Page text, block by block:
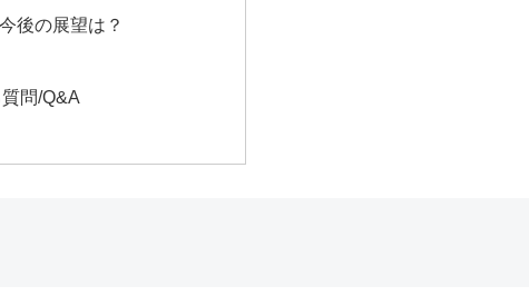
後の展望は？
問/Q&A